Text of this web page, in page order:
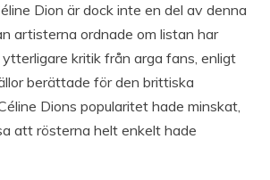
Dion är dock inte en del av denna
artisterna ordnade om listan har
kritik från arga fans, enligt
berättade för den brittiska
Dions popularitet hade minskat,
att rösterna helt enkelt hade